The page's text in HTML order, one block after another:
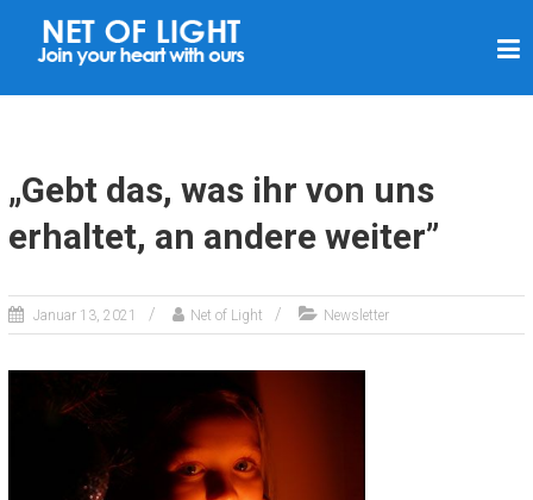
L
T
N
E
Z
„Gebt das, was ihr von uns
erhaltet, an andere weiter”
Januar 13, 2021 Net of Light Newsletter